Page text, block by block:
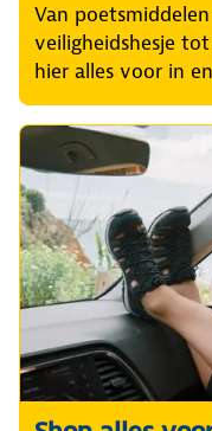
Van
veiligheidshesje
hier alles voor in